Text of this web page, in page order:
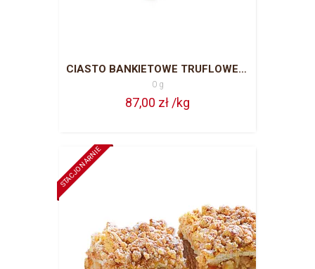
CIASTO BANKIETOWE TRUFLOWE CAŁA BLACHA = 63 PORCJE
0 g
87,00 zł /kg
STACJONARNIE